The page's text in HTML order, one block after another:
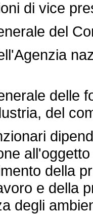
di vice
del
delle
del
della
e della
degli